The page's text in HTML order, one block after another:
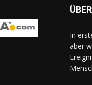
In
aber